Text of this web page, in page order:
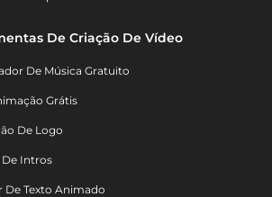
De Criação De Vídeo
De Música Gratuito
Grátis
De Logo
Intros
De Texto Animado